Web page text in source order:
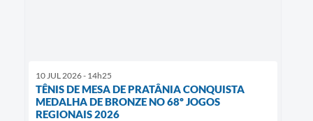
10 JUL 2026 - 14h25
TÊNIS DE MESA DE PRATÂNIA CONQUISTA
MEDALHA DE BRONZE NO 68º JOGOS
REGIONAIS 2026